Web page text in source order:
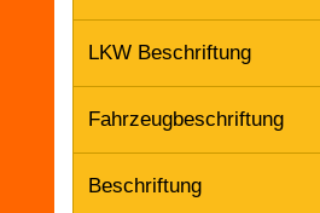
LKW Beschriftung
Fahrzeugbeschriftung
Beschriftung